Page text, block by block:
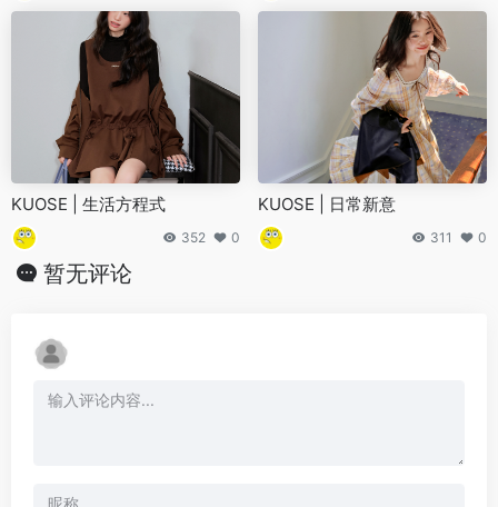
KUOSE | 生活方程式
352 0
KUOSE | 日常新意
311 0
暂无评论